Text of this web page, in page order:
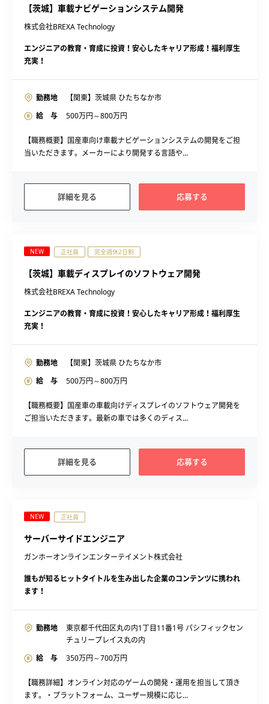
【茨城】車載ナビゲーションシステム開発
株式会社BREXA Technology
エンジニアの教育・育成に投資！安心したキャリア形成！福利厚生
充実！
勤務地
【関東】茨城県 ひたちなか市
給 与
500万円～800万円
【職務概要】国産車向け車載ナビゲーションシステムの開発をご担
当いただきます。メーカーにより開発する言語や...
詳細を見る 応募する
NEW 正社員 完全週休2日制
【茨城】車載ディスプレイのソフトウェア開発
株式会社BREXA Technology
エンジニアの教育・育成に投資！安心したキャリア形成！福利厚生
充実！
勤務地
【関東】茨城県 ひたちなか市
給 与
500万円～800万円
【職務概要】国産車の車載向けディスプレイのソフトウェア開発を
ご担当いただきます。最新の車では多くのディス...
詳細を見る 応募する
NEW 正社員
サーバーサイドエンジニア
ガンホーオンラインエンターテイメント株式会社
誰もが知るヒットタイトルを生み出した企業のコンテンツに携われ
ます！
勤務地
東京都千代田区丸の内1丁目11番1号 パシフィックセン
チュリープレイス丸の内
給 与
350万円～700万円
【職務詳細】オンライン対応のゲームの開発・運用を担当して頂き
ます。・プラットフォーム、ユーザー規模に応じ...